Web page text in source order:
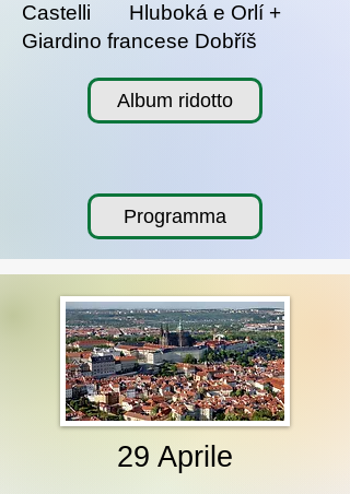
Castelli Hluboká e Orlí +
Giardino francese Dobříš
Album ridotto
Programma
29 Aprile